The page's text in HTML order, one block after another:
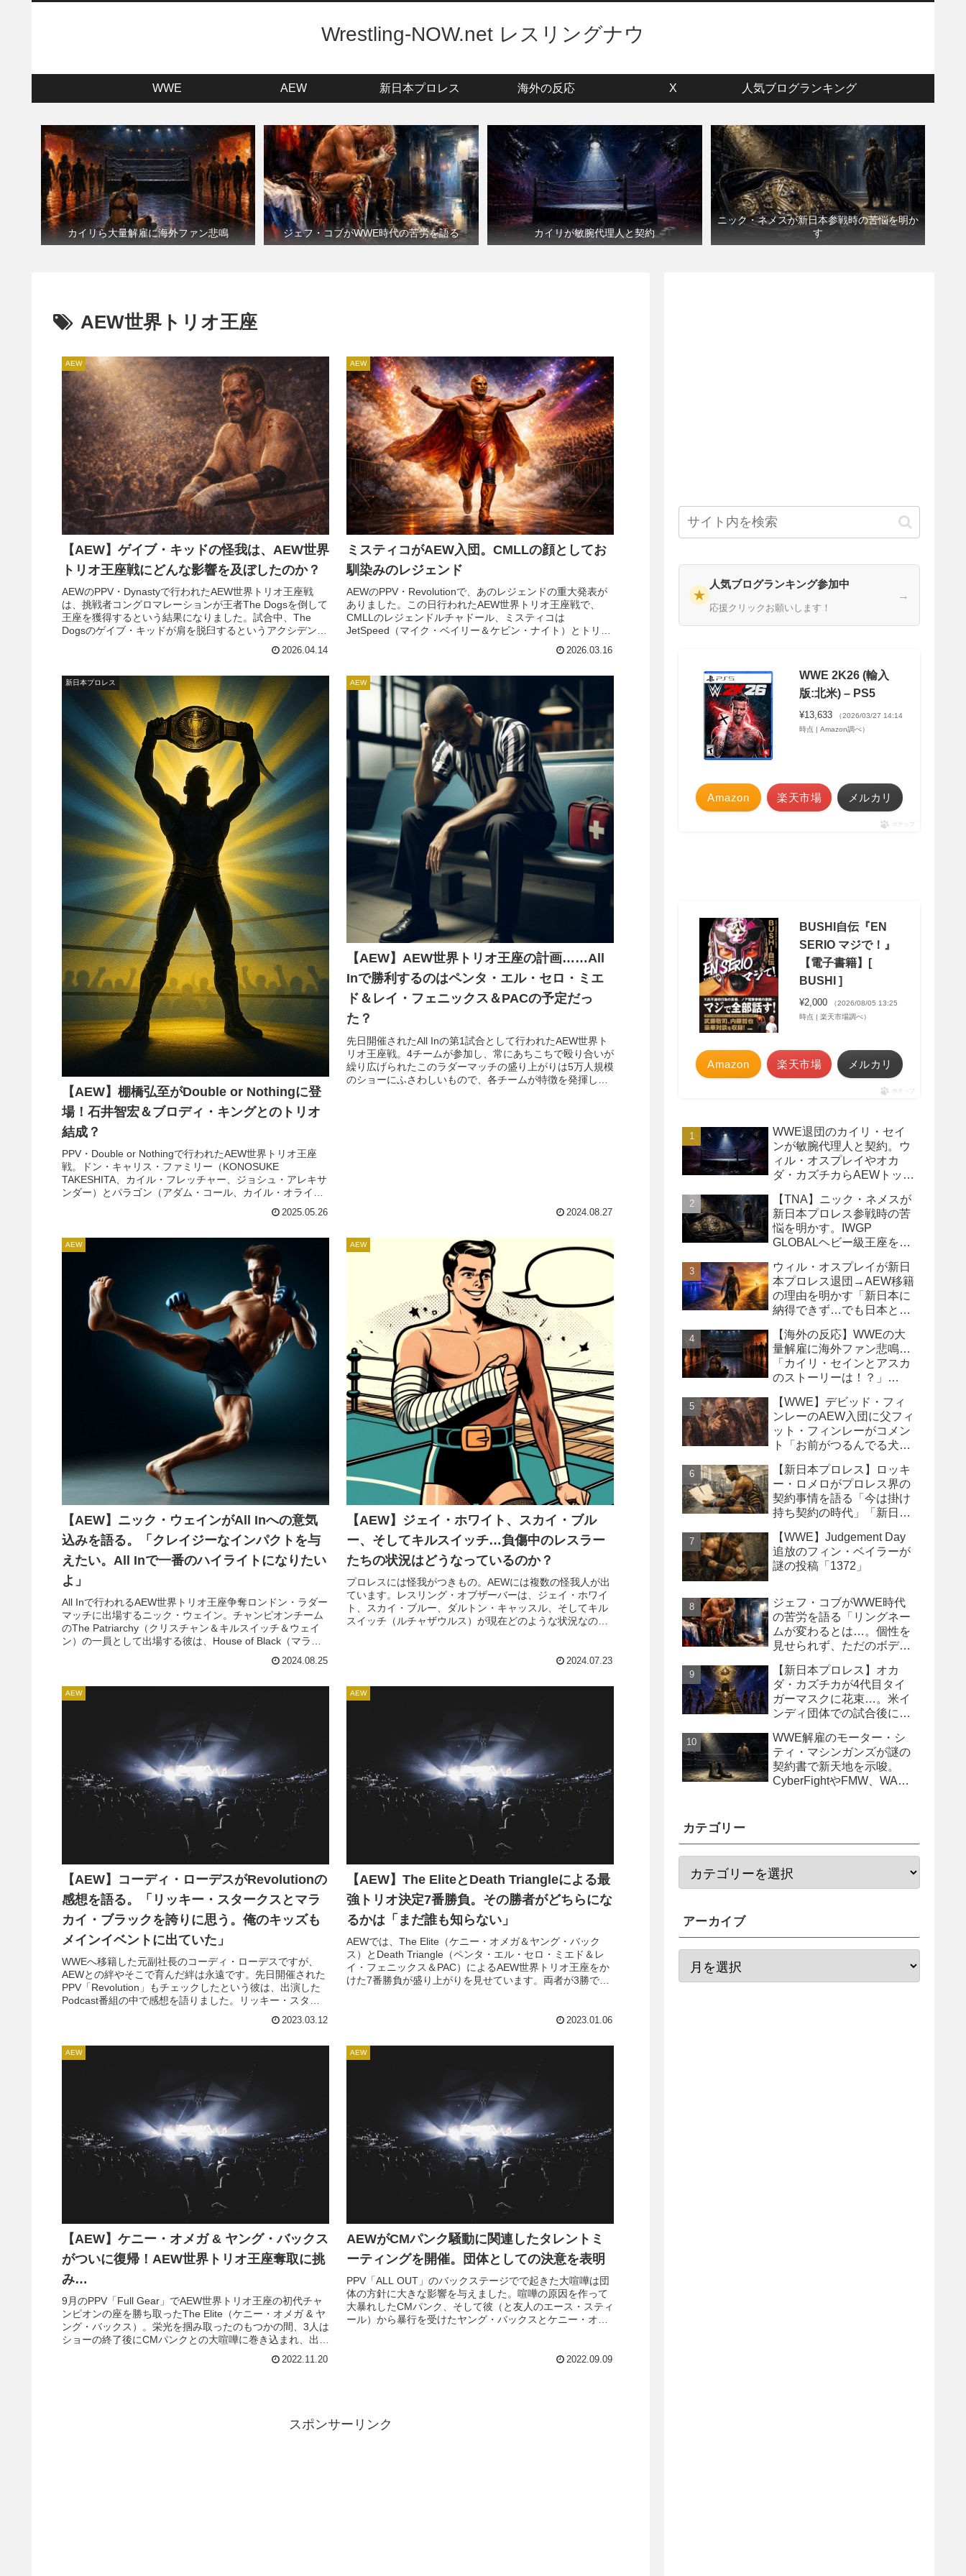
Wrestling-NOW.net レスリングナウ
WWE AEW 新日本プロレス 海外の反応 X 人気ブログランキング
カイリら大量解雇に海外ファン悲鳴 ジェフ・コブがWWE時代の苦労を語る カイリが敏腕代理人と契約
ニック・ネメスが新日本参戦時の苦悩を明か
す
AEW世界トリオ王座
AEW
【AEW】ゲイブ・キッドの怪我は、AEW世界
トリオ王座戦にどんな影響を及ぼしたのか？
AEWのPPV・Dynastyで行われたAEW世界トリオ王座戦
は、挑戦者コングロマレーションが王者The Dogsを倒して
王座を獲得するという結果になりました。試合中、The
Dogsのゲイブ・キッドが肩を脱臼するというアクシデント
が発生。一部では、これがコングロマレーションの勝利に
影響したのではないか…？という噂も流れました。レスリ
2026.04.14
AEW
ミスティコがAEW入団。CMLLの顔としてお
馴染みのレジェンド
AEWのPPV・Revolutionで、あのレジェンドの重大発表が
ありました。この日行われたAEW世界トリオ王座戦で、
CMLLのレジェンドルチャドール、ミスティコは
JetSpeed（マイク・ベイリー＆ケビン・ナイト）とトリオ
を組んで王者組に挑戦し、見事勝利。そして、彼がAEWと
正式に契約したことも発表されました。He just became
2026.03.16
新日本プロレス
【AEW】棚橋弘至がDouble or Nothingに登
場！石井智宏＆ブロディ・キングとのトリオ
結成？
PPV・Double or Nothingで行われたAEW世界トリオ王座
戦。ドン・キャリス・ファミリー（KONOSUKE
TAKESHITA、カイル・フレッチャー、ジョシュ・アレキサ
ンダー）とパラゴン（アダム・コール、カイル・オライリ
ー、ロデリック・ストロング）の試合は白熱した内容にな
りました。大乱闘アナーキー・イン・ジ・アリーナ・マッ
2025.05.26
AEW
【AEW】AEW世界トリオ王座の計画……All
Inで勝利するのはペンタ・エル・セロ・ミエ
ド＆レイ・フェニックス＆PACの予定だっ
た？
先日開催されたAll Inの第1試合として行われたAEW世界ト
リオ王座戦。4チームが参加し、常にあちこちで殴り合いが
繰り広げられたこのラダーマッチの盛り上がりは5万人規模
のショーにふさわしいもので、各チームが特徴を発揮し合
2024.08.27
AEW
【AEW】ニック・ウェインがAll Inへの意気
込みを語る。「クレイジーなインパクトを与
えたい。All Inで一番のハイライトになりたい
よ」
All Inで行われるAEW世界トリオ王座争奪ロンドン・ラダー
マッチに出場するニック・ウェイン。チャンピオンチーム
のThe Patriarchy（クリスチャン＆キルスイッチ＆ウェイ
ン）の一員として出場する彼は、House of Black（マラカ
イ・ブラック＆ブロディ・キング＆バディ・マシュー
ズ）、Bang Bang Gang（オースチン＆コルテン・ガン＆
2024.08.25
AEW
【AEW】ジェイ・ホワイト、スカイ・ブル
ー、そしてキルスイッチ…負傷中のレスラー
たちの状況はどうなっているのか？
プロレスには怪我がつきもの。AEWには複数の怪我人が出
ています。レスリング・オブザーバーは、ジェイ・ホワイ
ト、スカイ・ブルー、ダルトン・キャッスル、そしてキル
スイッチ（ルチャザウルス）が現在どのような状況なのか
2024.07.23
AEW
【AEW】コーディ・ローデスがRevolutionの
感想を語る。「リッキー・スタークスとマラ
カイ・ブラックを誇りに思う。俺のキッズも
メインイベントに出ていた」
WWEへ移籍した元副社長のコーディ・ローデスですが、
AEWとの絆やそこで育んだ絆は永遠です。先日開催された
PPV「Revolution」もチェックしたという彼は、出演した
Podcast番組の中で感想を語りました。リッキー・スター
クスのハイライト映像はいくつか見たよ。海賊版のものが
送られてきて…誰がくれたかは言わないけど。彼はよくや
2023.03.12
AEW
【AEW】The EliteとDeath Triangleによる最
強トリオ決定7番勝負。その勝者がどちらにな
るかは「まだ誰も知らない」
AEWでは、The Elite（ケニー・オメガ＆ヤング・バック
ス）とDeath Triangle（ペンタ・エル・セロ・ミエド＆レ
イ・フェニックス＆PAC）によるAEW世界トリオ王座をか
けた7番勝負が盛り上がりを見せています。両者が3勝で並
2023.01.06
AEW
【AEW】ケニー・オメガ & ヤング・バックス
がついに復帰！AEW世界トリオ王座奪取に挑
み…
9月のPPV「Full Gear」でAEW世界トリオ王座の初代チャ
ンピオンの座を勝ち取ったThe Elite（ケニー・オメガ & ヤ
ング・バックス）。栄光を掴み取ったのもつかの間、3人は
ショーの終了後にCMパンクとの大喧嘩に巻き込まれ、出場
Death Triangle（PAC & ペンタ・エル・セロ・ミエド ...
2022.11.20
AEW
AEWがCMパンク騒動に関連したタレントミ
ーティングを開催。団体としての決意を表明
PPV「ALL OUT」のバックステージでで起きた大喧嘩は団
体の方針に大きな影響を与えました。喧嘩の原因を作って
大暴れしたCMパンク、そして彼（と友人のエース・スティ
ール）から暴行を受けたヤング・バックスとケニー・オメ
2022.09.09
スポンサーリンク
★
人気ブログランキング参加中
応援クリックお願いします！
→
WWE 2K26 (輸入
版:北米) – PS5
¥13,633
（2026/03/27 14:14
時点 | Amazon調べ）
Amazon 楽天市場 メルカリ
ポチップ
BUSHI自伝『EN
SERIO マジで！』
【電子書籍】[
BUSHI ]
¥2,000
（2026/08/05 13:25
時点 | 楽天市場調べ）
Amazon 楽天市場 メルカリ
ポチップ
WWE退団のカイリ・セイ
ンが敏腕代理人と契約。ウ
ィル・オスプレイやオカ
ダ・カズチカらAEWトップ
【TNA】ニック・ネメスが
新日本プロレス参戦時の苦
悩を明かす。IWGP
GLOBALヘビー級王座を
挫
ウィル・オスプレイが新日
本プロレス退団→AEW移籍
の理由を明かす「新日本に
納得できず…でも日本との
【海外の反応】WWEの大
量解雇に海外ファン悲鳴…
「カイリ・セインとアスカ
のストーリーは！？」
の犠牲になった」
【WWE】デビッド・フィ
ンレーのAEW入団に父フィ
ット・フィンレーがコメン
ト「お前がつるんでる犬連
【新日本プロレス】ロッキ
ー・ロメロがプロレス界の
契約事情を語る「今は掛け
持ち契約の時代」「新日本
るべき」
【WWE】Judgement Day
追放のフィン・ベイラーが
謎の投稿「1372」
ジェフ・コブがWWE時代
の苦労を語る「リングネー
ムが変わるとは…。個性を
見せられず、ただのボディ
【新日本プロレス】オカ
ダ・カズチカが4代目タイ
ガーマスクに花束…。米イ
ンディ団体での試合後にサ
WWE解雇のモーター・シ
ティ・マシンガンズが謎の
契約書で新天地を示唆。
CyberFightやFMW、WAR
カテゴリー
アーカイブ